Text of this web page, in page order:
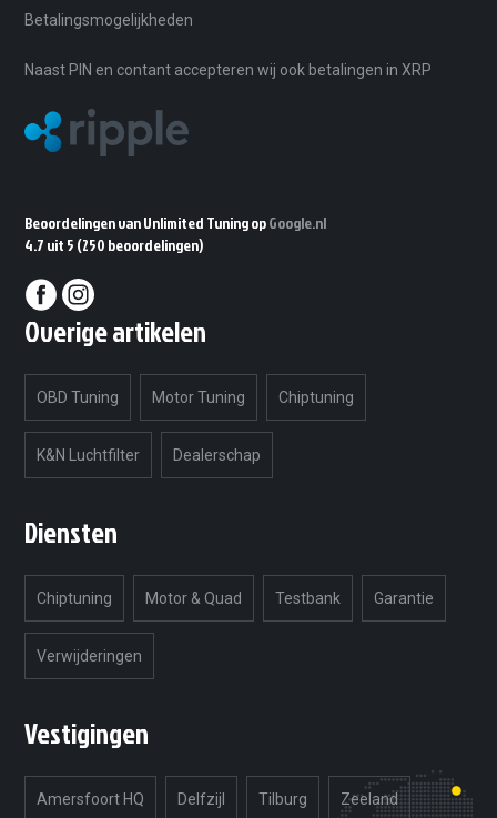
Betalingsmogelijkheden
Naast PIN en contant accepteren wij ook betalingen in XRP
Beoordelingen van Unlimited Tuning opGoogle.nl
4.7 uit 5 (250 beoordelingen)
Overige artikelen
OBD Tuning Motor Tuning Chiptuning
K&N Luchtfilter Dealerschap
Diensten
Chiptuning Motor & Quad Testbank Garantie
Verwijderingen
Vestigingen
Amersfoort HQ Delfzijl Tilburg Zeeland